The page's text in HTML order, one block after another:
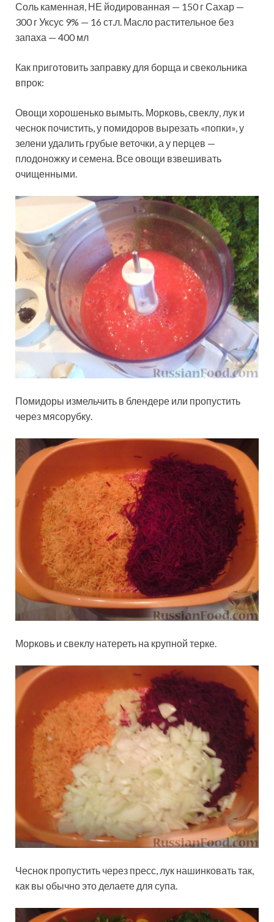
Соль каменная, НЕ йодированная — 150 г Сахар —
300 г Уксус 9% — 16 ст.л. Масло растительное без
запаха — 400 мл
Как приготовить заправку для борща и свекольника
впрок:
Овощи хорошенько вымыть. Морковь, свеклу, лук и
чеснок почистить, у помидоров вырезать «попки», у
зелени удалить грубые веточки, а у перцев —
плодоножку и семена. Все овощи взвешивать
очищенными.
Помидоры измельчить в блендере или пропустить
через мясорубку.
Морковь и свеклу натереть на крупной терке.
Чеснок пропустить через пресс, лук нашинковать так,
как вы обычно это делаете для супа.